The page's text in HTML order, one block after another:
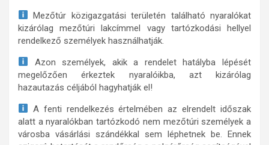
Mezőtúr közigazgatási területén található nyaralókat
kizárólag mezőtúri lakcímmel vagy tartózkodási hellyel
rendelkező személyek használhatják.
Azon személyek, akik a rendelet hatályba lépését
megelőzően érkeztek nyaralóikba, azt kizárólag
hazautazás céljából hagyhatják el!
A fenti rendelkezés értelmében az elrendelt időszak
alatt a nyaralókban tartózkodó nem mezőtúri személyek a
városba vásárlási szándékkal sem léphetnek be. Ennek